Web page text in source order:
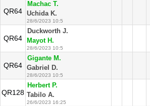
QR64
Machac T.
Uchida K.
28/6/2023 10:5
QR64
Duckworth J.
Mayot H.
28/6/2023 10:5
QR64
Gigante M.
Gabriel D.
28/6/2023 10:5
QR128
Herbert P.
Tabilo A.
26/6/2023 16:25